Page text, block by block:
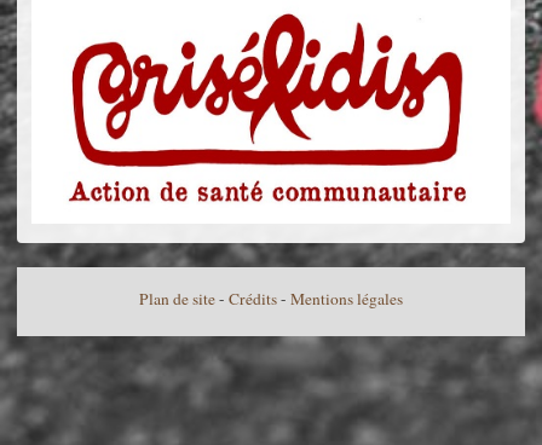
Plan de site- Crédits- Mentions légales